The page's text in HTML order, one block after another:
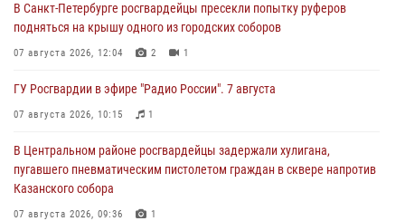
В Санкт-Петербурге росгвардейцы пресекли попытку руферов
подняться на крышу одного из городских соборов
07 августа 2026, 12:04 2 1
ГУ Росгвардии в эфире "Радио России". 7 августа
07 августа 2026, 10:15 1
В Центральном районе росгвардейцы задержали хулигана,
пугавшего пневматическим пистолетом граждан в сквере напротив
Казанского собора
07 августа 2026, 09:36 1